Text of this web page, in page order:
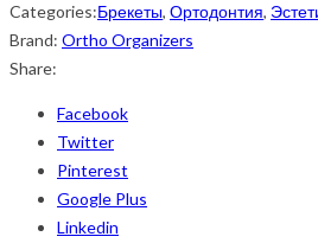
Categories:Брекеты, Ортодонтия,
Brand: Ortho Organizers
Share:
Facebook
Twitter
Pinterest
Google Plus
Linkedin